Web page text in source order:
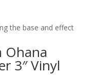
the base and effect
Ohana
3″ Vinyl